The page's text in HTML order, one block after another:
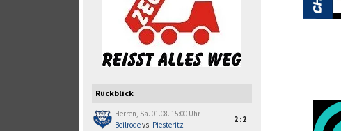
Rückblick
Herren, Sa. 01.08. 15:00 Uhr
Beilrodevs. Piesteritz
2:2